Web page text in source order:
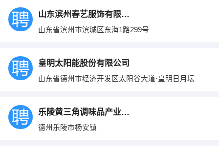
山东滨州春艺服饰有限公司
山东省滨州市滨城区东海1路299号
皇明太阳能股份有限公司
山东省德州市经济开发区太阳谷大道·皇明日月坛
乐陵黄三角调味品产业发展有限公司
德州乐陵市杨安镇